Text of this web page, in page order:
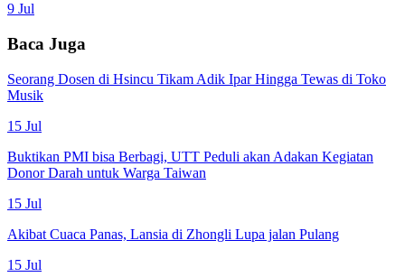
9 Jul
Baca Juga
Seorang Dosen di Hsincu Tikam Adik Ipar Hingga Tewas di Toko
Musik
15 Jul
Buktikan PMI bisa Berbagi, UTT Peduli akan Adakan Kegiatan
Donor Darah untuk Warga Taiwan
15 Jul
Akibat Cuaca Panas, Lansia di Zhongli Lupa jalan Pulang
15 Jul